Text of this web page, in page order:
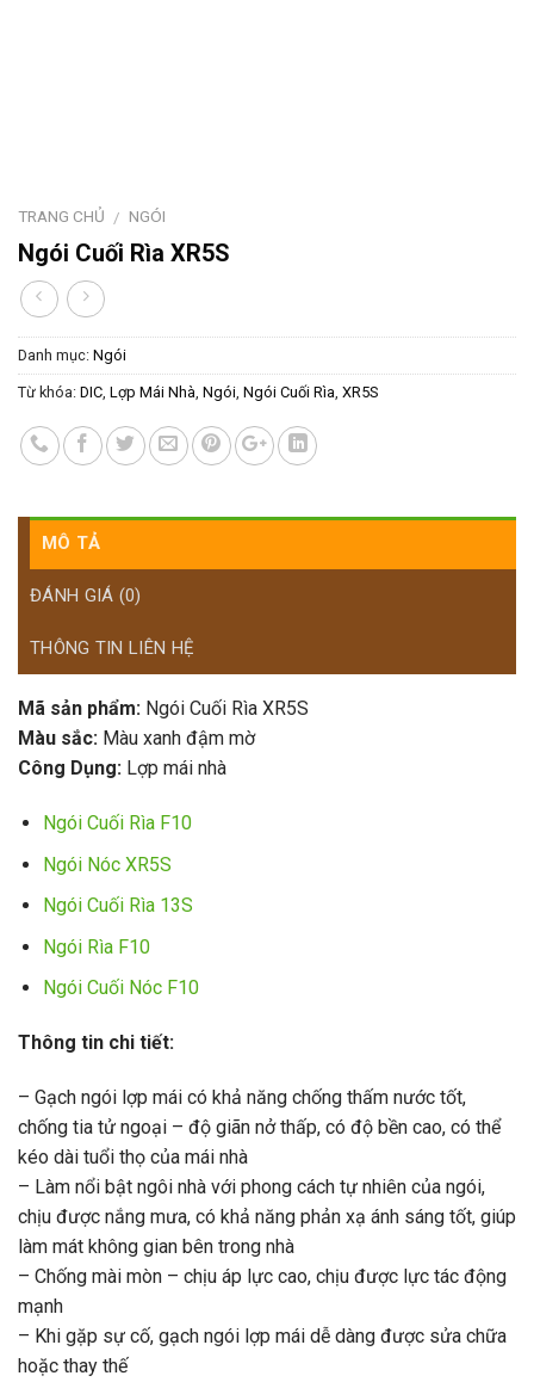
TRANG CHỦ / NGÓI
Ngói Cuối Rìa XR5S
Danh mục: Ngói
Từ khóa: DIC, Lợp Mái Nhà, Ngói, Ngói Cuối Rìa, XR5S
MÔ TẢ
ĐÁNH GIÁ (0)
THÔNG TIN LIÊN HỆ
Mã sản phẩm: Ngói Cuối Rìa XR5S
Màu sắc: Màu xanh đậm mờ
Công Dụng: Lợp mái nhà
Ngói Cuối Rìa F10
Ngói Nóc XR5S
Ngói Cuối Rìa 13S
Ngói Rìa F10
Ngói Cuối Nóc F10
Thông tin chi tiết:
– Gạch ngói lợp mái có khả năng chống thấm nước tốt,
chống tia tử ngoại – độ giãn nở thấp, có độ bền cao, có thể
kéo dài tuổi thọ của mái nhà
– Làm nổi bật ngôi nhà với phong cách tự nhiên của ngói,
chịu được nắng mưa, có khả năng phản xạ ánh sáng tốt, giúp
làm mát không gian bên trong nhà
– Chống mài mòn – chịu áp lực cao, chịu được lực tác động
mạnh
– Khi gặp sự cố, gạch ngói lợp mái dễ dàng được sửa chữa
hoặc thay thế